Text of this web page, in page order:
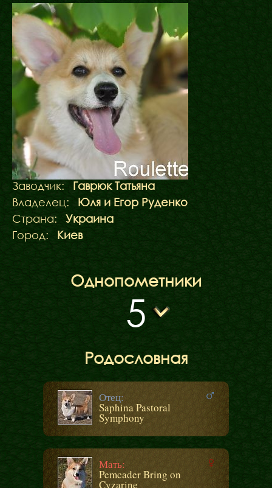
Заводчик:
Гаврюк Татьяна
Владелец:
Юля и Егор Руденко
Страна:
Украина
Город:
Киев
Однопометники
5
Родословная
Отец:
Saphina Pastoral
Symphony
Мать:
Pemcader Bring on
Cyzarine